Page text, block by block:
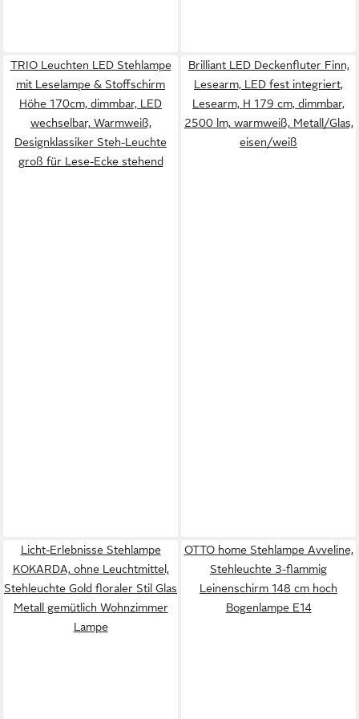
TRIO Leuchten LED Stehlampe
mit Leselampe & Stoffschirm
Höhe 170cm, dimmbar, LED
wechselbar, Warmweiß,
Designklassiker Steh-Leuchte
groß für Lese-Ecke stehend
Brilliant LED Deckenfluter Finn,
Lesearm, LED fest integriert,
Lesearm, H 179 cm, dimmbar,
2500 lm, warmweiß, Metall/Glas,
eisen/weiß
Licht-Erlebnisse Stehlampe
KOKARDA, ohne Leuchtmittel,
Stehleuchte Gold floraler Stil Glas
Metall gemütlich Wohnzimmer
Lampe
OTTO home Stehlampe Avveline,
Stehleuchte 3-flammig
Leinenschirm 148 cm hoch
Bogenlampe E14